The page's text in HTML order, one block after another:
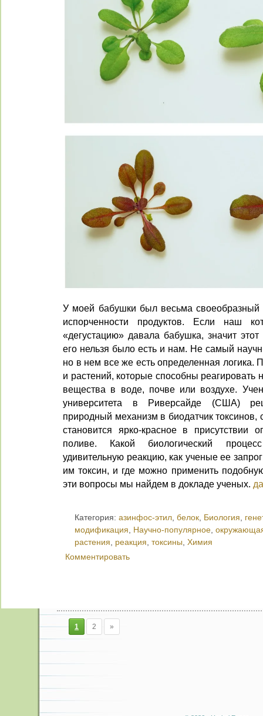
У моей бабушки был весьма своеобразный
испорченности продуктов. Если наш
«дегустацию» давала бабушка, значит
его нельзя было есть и нам. Не самый
но в нем все же есть определенная логика.
и растений, которые способны реагировать
вещества в воде, почве или воздухе.
университета в Риверсайде (США)
природный механизм в биодатчик токсинов,
становится ярко-красное в присутствии
поливе. Какой биологический
удивительную реакцию, как ученые ее
им токсин, и где можно применить
эти вопросы мы найдем в докладе ученых.
Категория: азинфос-этил, белок, Биология,
модификация, Научно-популярное,
растения, реакция, токсины, Химия
Комментировать
1 2 »